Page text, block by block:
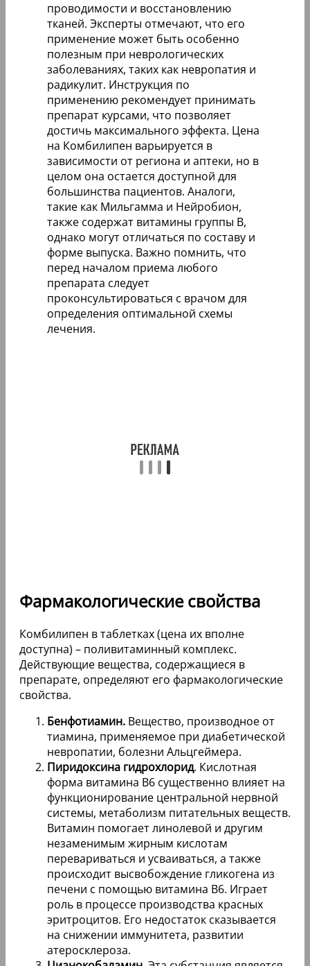
проводимости и восстановлению
тканей. Эксперты отмечают, что его
применение может быть особенно
полезным при неврологических
заболеваниях, таких как невропатия и
радикулит. Инструкция по
применению рекомендует принимать
препарат курсами, что позволяет
достичь максимального эффекта. Цена
на Комбилипен варьируется в
зависимости от региона и аптеки, но в
целом она остается доступной для
большинства пациентов. Аналоги,
такие как Мильгамма и Нейробион,
также содержат витамины группы B,
однако могут отличаться по составу и
форме выпуска. Важно помнить, что
перед началом приема любого
препарата следует
проконсультироваться с врачом для
определения оптимальной схемы
лечения.
Фармакологические свойства
Комбилипен в таблетках (цена их вполне
доступна) – поливитаминный комплекс.
Действующие вещества, содержащиеся в
препарате, определяют его фармакологические
свойства.
Бенфотиамин. Вещество, производное от
тиамина, применяемое при диабетической
невропатии, болезни Альцгеймера.
Пиридоксина гидрохлорид. Кислотная
форма витамина В6 существенно влияет на
функционирование центральной нервной
системы, метаболизм питательных веществ.
Витамин помогает линолевой и другим
незаменимым жирным кислотам
перевариваться и усваиваться, а также
происходит высвобождение гликогена из
печени с помощью витамина B6. Играет
роль в процессе производства красных
эритроцитов. Его недостаток сказывается
на снижении иммунитета, развитии
атеросклероза.